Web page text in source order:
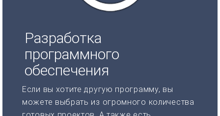
Разработка
программного
обеспечения
Если вы хотите другую программу, вы
можете выбрать из огромного количества